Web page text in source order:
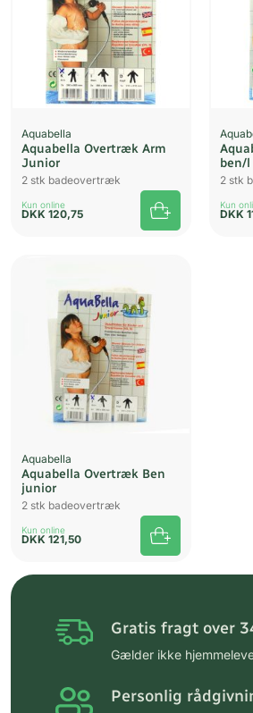
Aquabella
Aquabella Overtræk Arm
Junior
2 stk badeovertræk
Kun online
DKK 120,75
ben/l
2 stk
Kun
DKK
Aquabella
Aquabella Overtræk Ben
junior
2 stk badeovertræk
Kun online
DKK 121,50
Gratis fragt over
Gælder ikke
Personlig